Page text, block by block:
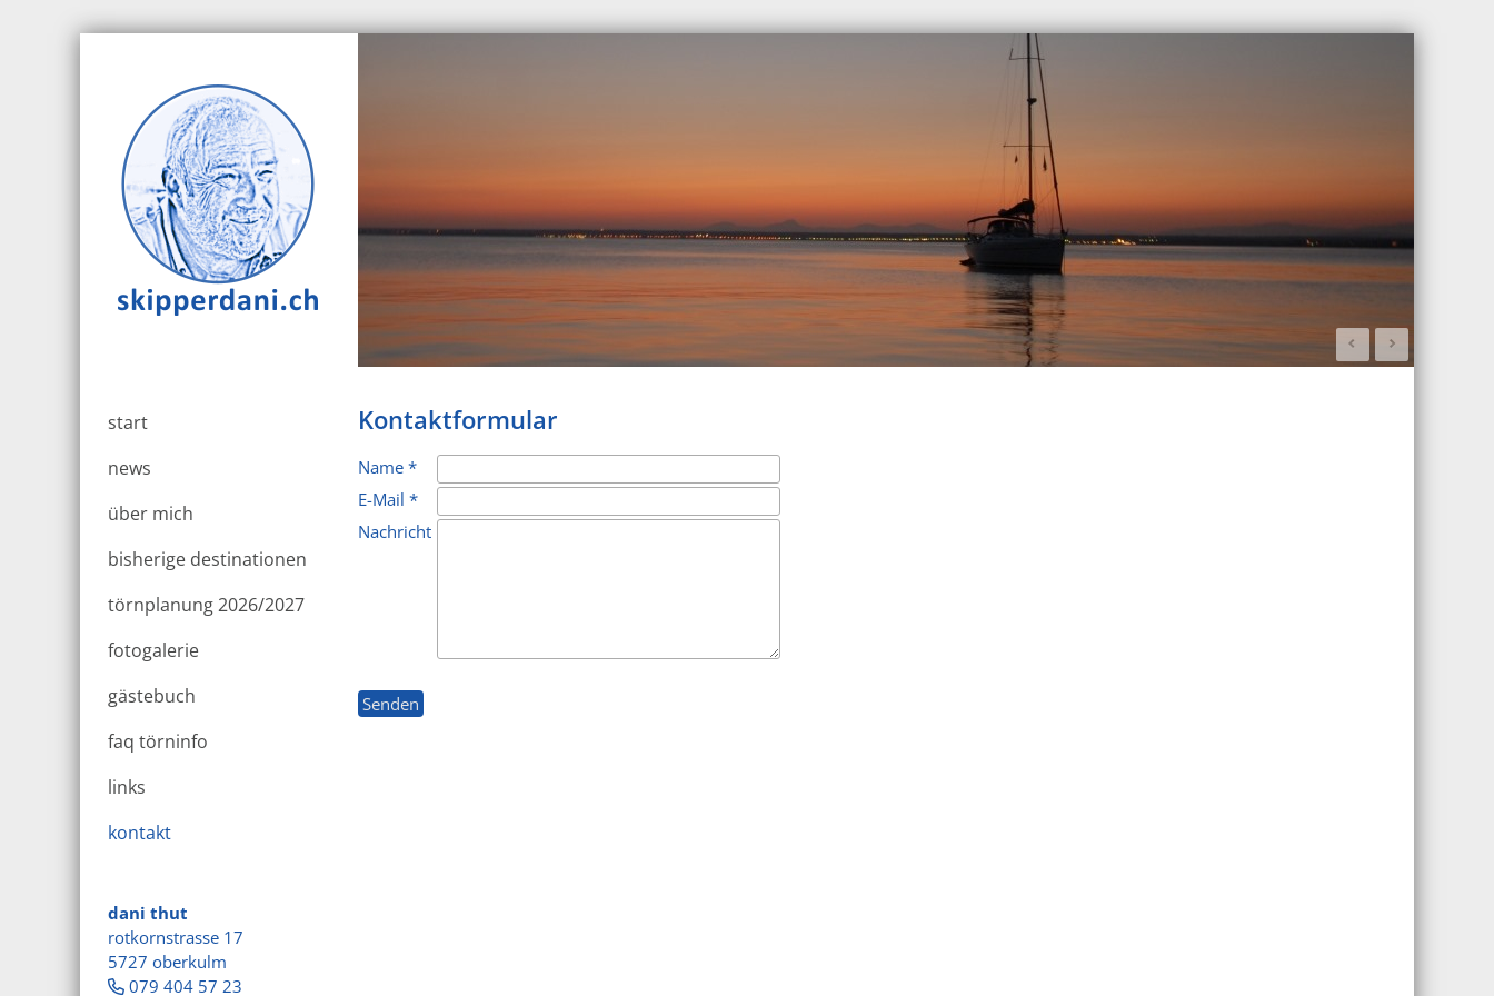
start
news
über mich
bisherige destinationen
törnplanung 2026/2027
fotogalerie
gästebuch
faq törninfo
links
kontakt
dani thut
rotkornstrasse 17
5727 oberkulm
079 404 57 23
Kontaktformular
Name *
E-Mail *
Nachricht